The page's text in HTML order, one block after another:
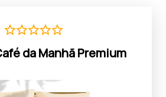
da Manhã Premium